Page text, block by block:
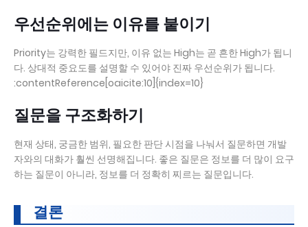
우선순위에는 이유를 붙이기
Priority는 강력한 필드지만, 이유 없는 High는 곧 흔한 High가 됩니
다. 상대적 중요도를 설명할 수 있어야 진짜 우선순위가 됩니다.
:contentReference[oaicite:10]{index=10}
질문을 구조화하기
현재 상태, 궁금한 범위, 필요한 판단 시점을 나눠서 질문하면 개발
자와의 대화가 훨씬 선명해집니다. 좋은 질문은 정보를 더 많이 요구
하는 질문이 아니라, 정보를 더 정확히 찌르는 질문입니다.
결론